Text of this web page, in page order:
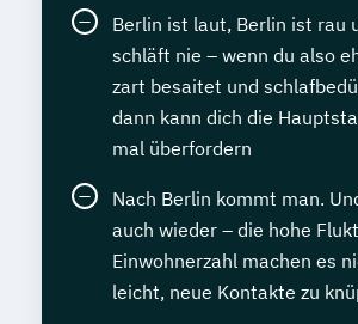
Berlin ist laut, Berlin ist rau
schläft nie – wenn du also
zart besaitet und
dann kann dich die
mal überfordern
Nach Berlin kommt man.
auch wieder – die hohe
Einwohnerzahl machen es
leicht, neue Kontakte zu